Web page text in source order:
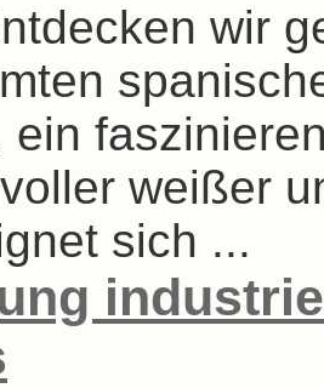
wir
ein
weißer
sich ...